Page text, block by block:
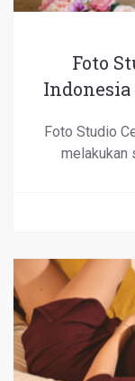
Foto
Indonesia
Foto Studio
melakukan